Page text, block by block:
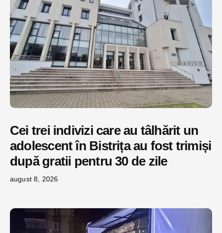
Cei trei indivizi care au tâlhărit un
adolescent în Bistrița au fost trimiși
după gratii pentru 30 de zile
august 8, 2026